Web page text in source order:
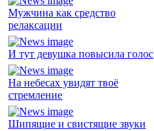
Мужчина как средство
релаксации
И тут девушка повысила голос
На небесах увидят твоё
стремление
Шипящие и свистящие звуки